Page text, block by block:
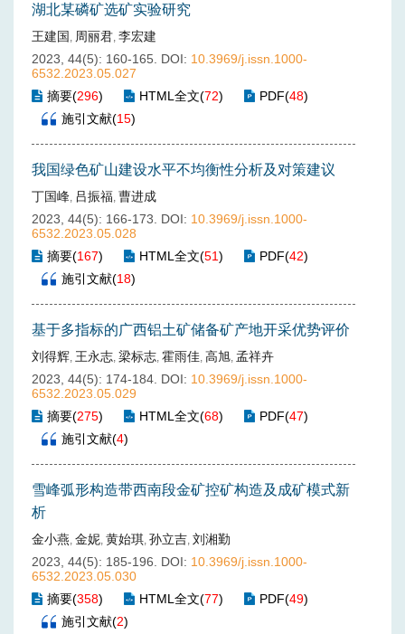
湖北某磷矿选矿实验研究
王建国 , 周丽君, 李宏建
2023, 44(5): 160-165.
DOI: 10.3969/j.issn.1000-
6532.2023.05.027
摘要(296) HTML全文(72) PDF(48)
施引文献(15)
我国绿色矿山建设水平不均衡性分析及对策建议
丁国峰, 吕振福, 曹进成
2023, 44(5): 166-173.
DOI: 10.3969/j.issn.1000-
6532.2023.05.028
摘要(167) HTML全文(51) PDF(42)
施引文献(18)
基于多指标的广西铝土矿储备矿产地开采优势评价
刘得辉, 王永志, 梁标志, 霍雨佳, 高旭, 孟祥卉
2023, 44(5): 174-184. DOI: 10.3969/j.issn.1000-
6532.2023.05.029
摘要(275) HTML全文(68) PDF(47)
施引文献(4)
雪峰弧形构造带西南段金矿控矿构造及成矿模式新
析
金小燕, 金妮, 黄始琪, 孙立吉, 刘湘勤
2023, 44(5): 185-196.
DOI: 10.3969/j.issn.1000-
6532.2023.05.030
摘要(358) HTML全文(77) PDF(49)
施引文献(2)